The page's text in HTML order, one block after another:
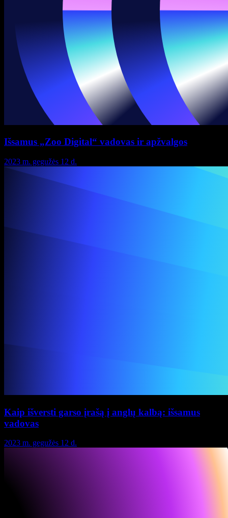
Išsamus „Zoo Digital“ vadovas ir apžvalgos
2023 m. gegužės 12 d.
Kaip išversti garso įrašą į anglų kalbą: išsamus
vadovas
2023 m. gegužės 12 d.